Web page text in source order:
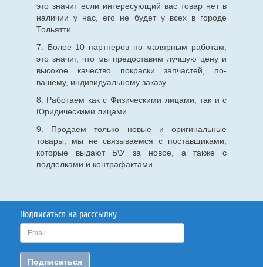
это значит если интересующий вас товар нет в
наличии у нас, его не будет у всех в городе
Тольятти
7. Более 10 партнеров по малярным работам,
это значит, что мы предоставим лучшую цену и
высокое качество покраски запчастей, по-
вашему, индивидуальному заказу.
8. Работаем как с Физическими лицами, так и с
Юридическими лицами
9. Продаем только новые и оригинальные
товары, мы не связываемся с поставщиками,
которые выдают Б\У за новое, а также с
подделками и контрафактами.
Подписаться на расссылку
Подписаться